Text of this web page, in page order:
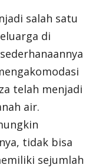
salah satu
di
telah menjadi
air.
tidak bisa
sejumlah